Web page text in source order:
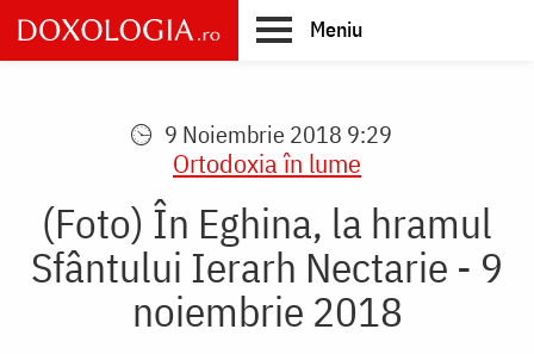
Skip
to
main
Meniu
9 Noiembrie 2018 9:29
Ortodoxia în lume
(Foto) În Eghina, la hramul
Sfântului Ierarh Nectarie - 9
noiembrie 2018